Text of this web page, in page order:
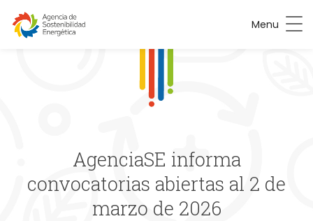
Menu
AgenciaSE informa
convocatorias abiertas al 2 de
marzo de 2026